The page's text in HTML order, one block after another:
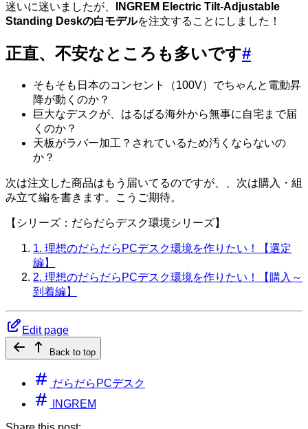
迷いに迷いましたが、
INGREM Electric Tilt-Adjustable
Standing Deskの白モデルを注文することにしました！
正直、不安なところも多いです#
そもそも日本のコンセント（100V）でちゃんと電動昇
降が動くのか？
巨大なデスクが、はるばる海外から無事に自宅まで届
くのか？
天板がラバー加工？されているため汚くならないの
か？
次は注文した商品はもう届いてるのですが、、次は購入・組
み立て編を書きます。こうご期待。
【シリーズ：だらだらデスク環境シリーズ】
1. 理想のだらだらPCデスク環境を作りたい！【選定
編】
2. 理想のだらだらPCデスク環境を作りたい！【購入～
到着編】
Edit page
Back to top
だらだらPCデスク
INGREM